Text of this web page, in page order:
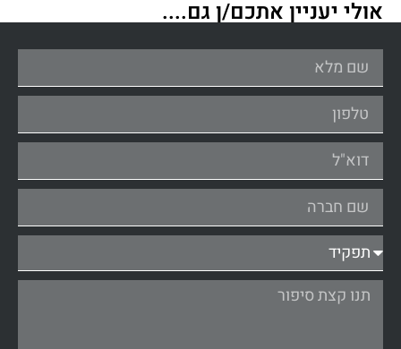
אולי יעניין אתכם/ן גם....